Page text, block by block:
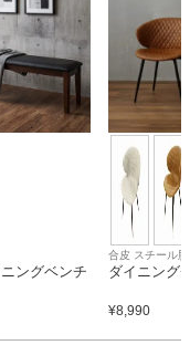
クデスク ウィルトンラ
ングベンチ
合皮 スチール
ダイニング
¥8,990